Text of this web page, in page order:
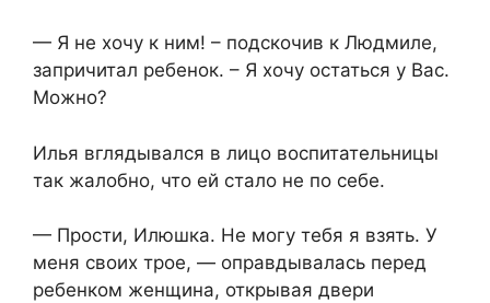
— Я не хочу к ним! – подскочив к Людмиле,
запричитал ребенок. – Я хочу остаться у Вас.
Можно?
Илья вглядывался в лицо воспитательницы
так жалобно, что ей стало не по себе.
— Прости, Илюшка. Не могу тебя я взять. У
меня своих трое, — оправдывалась перед
ребенком женщина, открывая двери